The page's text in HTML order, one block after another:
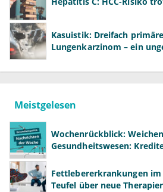
Kasuistik: Dreifach
Lungenkarzinom – ein
Meistgelesen
Wochenrückblick:
Gesundheitswesen:
Fettlebererkrankungen im
Teufel über neue